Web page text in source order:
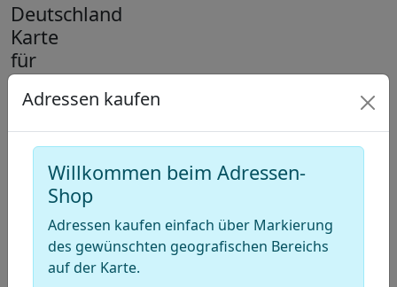
Deutschland
Karte
für
Adressen
von
Landmaschinen-
Händler
(Landtechnikhandel)
Adressen kaufen
Willkommen beim Adressen-
Shop
Adressen kaufen einfach über Markierung
des gewünschten geografischen Bereichs
auf der Karte.